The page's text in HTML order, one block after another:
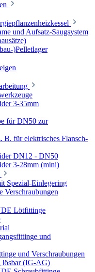
und Aufsatz-Saugsystem
)Pelletlager
3-35mm
für DN50 zur
B. für elektrisches Flansch-
DN12 - DN50
3-28mm (mini)
Spezial-Einlegering
Verschraubungen
Lötfittinge
und
und Verschraubungen
lösbar (IG-AG)